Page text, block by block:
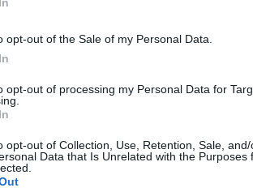
opt-out of the Sale of my Personal Data.
opt-out of processing my Personal Data for
opt-out of Collection, Use, Retention, Sale,
Data that Is Unrelated with the Purposes
παιδί, ανάλογα με το εισόδημα.
υποχρεωτική εκπαίδευση